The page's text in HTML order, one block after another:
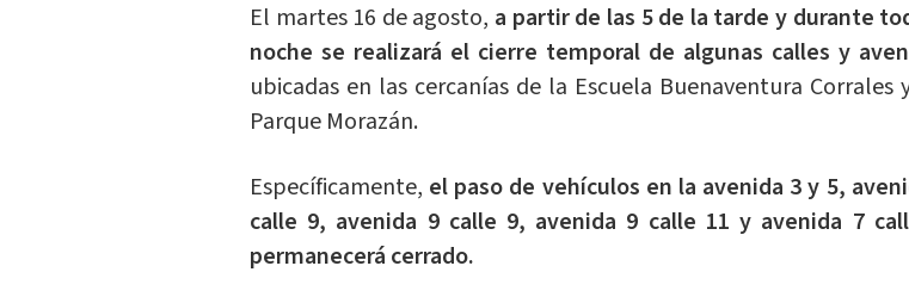
El martes 16 de agosto, a partir de las 5 de la tarde y durante
noche se realizará el cierre temporal de algunas calles y
ubicadas en las cercanías de la Escuela Buenaventura Corrales
Parque Morazán.
Específicamente, el paso de vehículos en la avenida 3 y 5,
calle 9, avenida 9 calle 9, avenida 9 calle 11 y avenida 7
permanecerá cerrado.